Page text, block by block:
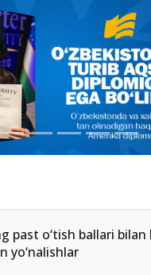
past o‘tish ballari bilan
yo‘nalishlar